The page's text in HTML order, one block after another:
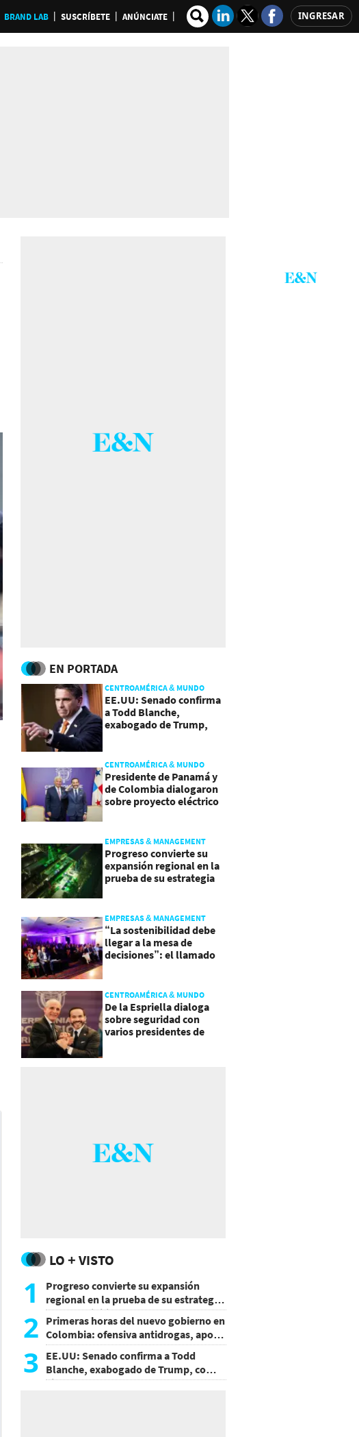
BRAND LAB SUSCRÍBETE ANÚNCIATE INGRESAR
EN PORTADA
CENTROAMÉRICA & MUNDO
EE.UU: Senado confirma
a Todd Blanche,
exabogado de Trump,
CENTROAMÉRICA & MUNDO
Presidente de Panamá y
de Colombia dialogaron
sobre proyecto eléctrico
EMPRESAS & MANAGEMENT
Progreso convierte su
expansión regional en la
prueba de su estrategia
EMPRESAS & MANAGEMENT
“La sostenibilidad debe
llegar a la mesa de
decisiones”: el llamado
CENTROAMÉRICA & MUNDO
De la Espriella dialoga
sobre seguridad con
varios presidentes de
LO + VISTO
1
Progreso convierte su expansión
regional en la prueba de su estrategia
de sostenibilidad
2 Primeras horas del nuevo gobierno en
Colombia: ofensiva antidrogas, apoyo
de EE.UU. y un atentado
3 EE.UU: Senado confirma a Todd
Blanche, exabogado de Trump, como
Fiscal General